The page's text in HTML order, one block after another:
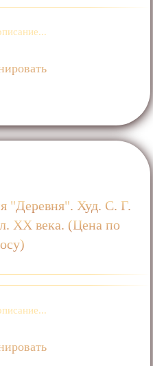
"Деревня". Худ. С. Г.
ХХ века. (Цена по